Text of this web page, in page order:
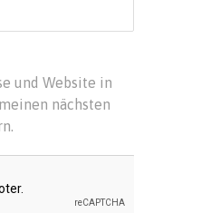
und Website in
nächsten